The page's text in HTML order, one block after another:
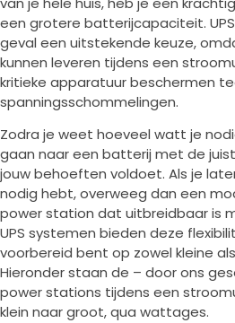
een grotere batterijcapaciteit.
geval een uitstekende keuze,
kunnen leveren tijdens een
kritieke apparatuur beschermen
spanningsschommelingen.
Zodra je weet hoeveel watt je
gaan naar een batterij met de
jouw behoeften voldoet. Als je
nodig hebt, overweeg dan een
power station dat uitbreidbaar is
UPS systemen bieden deze
voorbereid bent op zowel kleine
Hieronder staan de – door ons
power stations tijdens een
klein naar groot, qua wattages.